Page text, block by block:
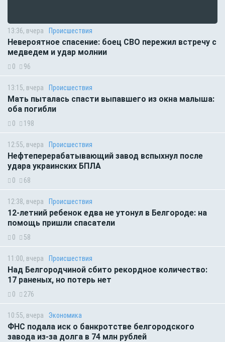
13:36, вчера Происшествия
Невероятное спасение: боец СВО пережил встречу с
медведем и удар молнии
0 96
13:15, вчера Происшествия
Мать пыталась спасти выпавшего из окна малыша:
оба погибли
0 198
12:55, вчера Происшествия
Нефтеперерабатывающий завод вспыхнул после
удара украинских БПЛА
0 68
12:38, вчера Происшествия
12-летний ребенок едва не утонул в Белгороде: на
помощь пришли спасатели
0 58
11:00, вчера Происшествия
Над Белгородчиной сбито рекордное количество:
17 раненых, но потерь нет
0 276
10:55, вчера Экономика
ФНС подала иск о банкротстве белгородского
завода из-за долга в 74 млн рублей